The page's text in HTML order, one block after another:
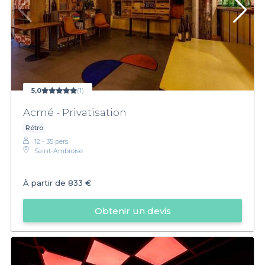
5,0 (1)
Acmé - Privatisation
Rétro
12 - 35 pers.
Saint-Ambroise
À partir de 833 €
Obtenir un devis